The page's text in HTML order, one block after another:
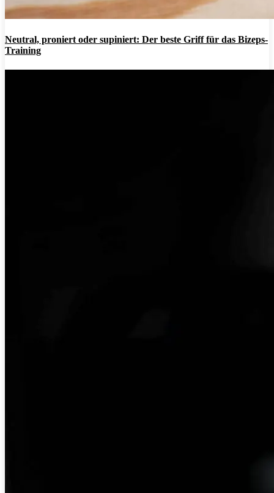
Neutral, proniert oder supiniert: Der beste Griff für das Bizeps-
Training